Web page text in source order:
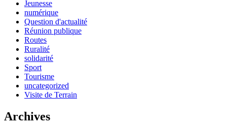
Jeunesse
numérique
Question d'actualité
Réunion publique
Routes
Ruralité
solidarité
Sport
Tourisme
uncategorized
Visite de Terrain
Archives